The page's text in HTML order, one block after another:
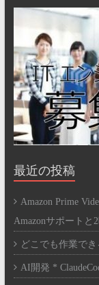
最近の投稿
Amazon Prime
Amazonサポートと
どこでも作業で
AI開発 *